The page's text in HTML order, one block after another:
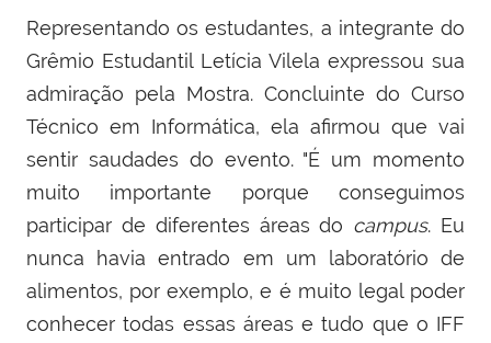
Representando os estudantes, a integrante do
Grêmio Estudantil Letícia Vilela expressou sua
admiração pela Mostra. Concluinte do Curso
Técnico em Informática, ela afirmou que vai
sentir saudades do evento. "É um momento
muito importante porque conseguimos
participar de diferentes áreas do campus. Eu
nunca havia entrado em um laboratório de
alimentos, por exemplo, e é muito legal poder
conhecer todas essas áreas e tudo que o IFF